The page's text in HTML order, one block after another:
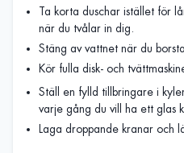
Ta korta duschar istället för
när du tvålar in dig.
Stäng av vattnet när du
Kör fulla disk- och
Ställ en fylld tillbringare i
varje gång du vill ha ett glas
Laga droppande kranar och